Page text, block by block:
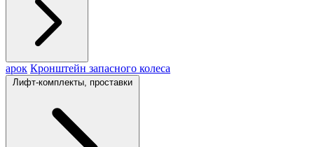
арок Кронштейн запасного колеса
Лифт-комплекты, проставки